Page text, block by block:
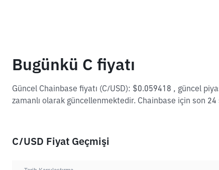
Bugünkü C fiyatı
Güncel Chainbase fiyatı (C/USD): $0.059418 , güncel
zamanlı olarak güncellenmektedir. Chainbase için son
C/USD Fiyat Geçmişi